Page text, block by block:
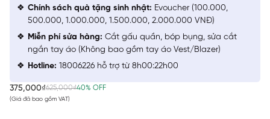
375,000₫625,000₫40% OFF
(Giá đã bao gồm VAT)
Chính sách quà tặng sinh nhật: Evoucher (100.000,
500.000, 1.000.000, 1.500.000, 2.000.000 VNĐ)
Miễn phí sửa hàng: Cắt gấu quần, bóp bụng, sửa cắt
ngắn tay áo (Không bao gồm tay áo Vest/Blazer)
Hotline: 18006226 hỗ trợ từ 8h00:22h00